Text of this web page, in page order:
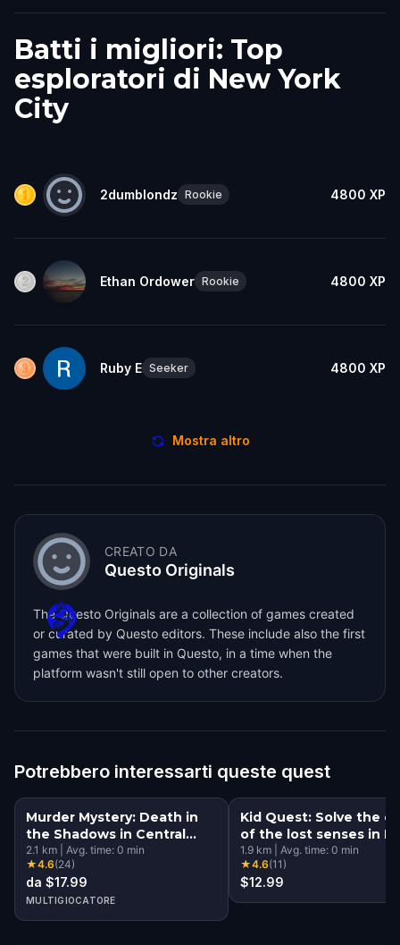
Batti i migliori: Top
esploratori di New York
City
2dumblondz Rookie 4800 XP
Ethan Ordower Rookie 4800 XP
Ruby E Seeker 4800 XP
Mostra altro
CREATO DA
Questo Originals
The Questo Originals are a collection of games created
or curated by Questo editors. These include also the first
games that were built in Questo, in a time when the
platform wasn't still open to other creators.
Potrebbero interessarti queste quest
Murder Mystery: Death in
the Shadows in Central
Park, New York City
2.1 km Avg. time: 0 min
★4.6(24)
da $17.99
MULTIGIOCATORE
Kid Quest: Solve the
of the lost senses in
York City
1.9 km Avg. time: 0 min
★4.6(11)
$12.99